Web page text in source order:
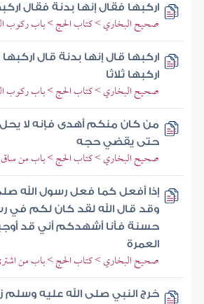
اركبها فقال إنها بدنة فقال
صحيح البخاري > كتاب الحج > باب ركوب
اركبها قال إنها بدنة قال
اركبها ثلاثا
صحيح البخاري > كتاب الحج > باب ركوب
من كان منكم أهدى فإنه لا
حتى يقضي حجه
صحيح البخاري > كتاب الحج > باب من ساق
إذا أفعل كما فعل رسول الله
وقد قال الله لقد كان لكم في
حسنة فأنا أشهدكم أني قد
العمرة
صحيح البخاري > كتاب الحج > باب من
خرج النبي صلى الله عليه وسلم